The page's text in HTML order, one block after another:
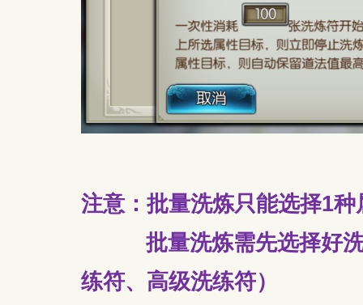
注意：批量洗炼只能选择1种
批量洗炼需先选择好洗
练符、高级洗练符）